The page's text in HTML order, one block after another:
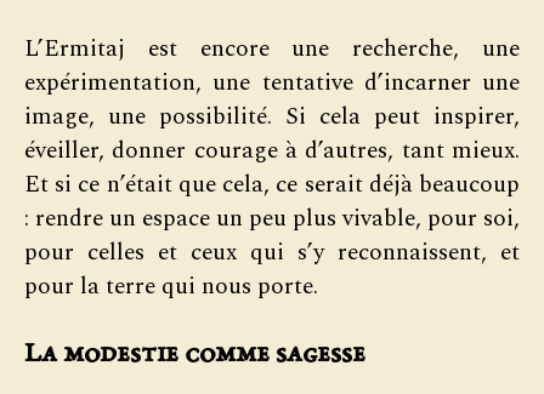
L’Ermitaj est encore une recherche, une
expérimentation, une tentative d’incarner une
image, une possibilité. Si cela peut inspirer,
éveiller, donner courage à d’autres, tant mieux.
Et si ce n’était que cela, ce serait déjà beaucoup
: rendre un espace un peu plus vivable, pour soi,
pour celles et ceux qui s’y reconnaissent, et
pour la terre qui nous porte.
La modestie comme sagesse